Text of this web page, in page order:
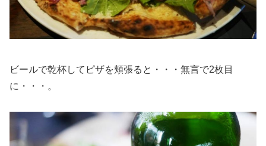
ビールで乾杯してピザを頬張ると・・・無言で2枚目
に・・・。